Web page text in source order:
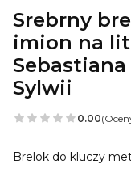
Srebrny
imion na
Sylwii
0.00
Brelok do kluczy